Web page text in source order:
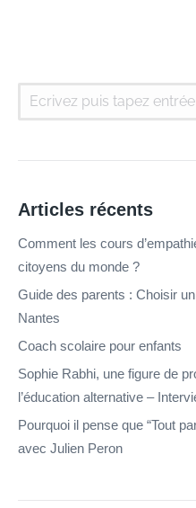
Articles récents
Comment les cours
citoyens du monde ?
Guide des parents : Choisir
Nantes
Coach scolaire pour enfants
Sophie Rabhi, une figure de
l’éducation alternative –
Pourquoi il pense que “Tout
avec Julien Peron